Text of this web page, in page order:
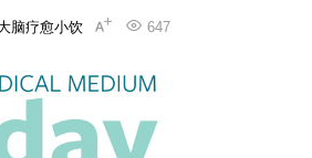
脑疗愈小饮 647